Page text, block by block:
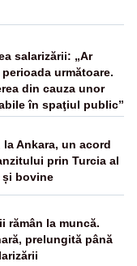
salarizării: „Ar
următoare.
din cauza unor
în spaţiul public”
la Ankara, un acord
prin Turcia al
și bovine
rămân la muncă.
prelungită până